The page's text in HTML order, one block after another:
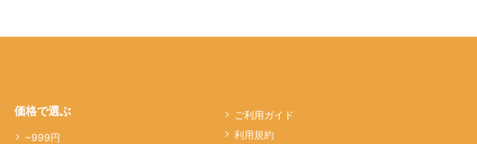
価格で選ぶ
~999円
ご利用ガイド
利用規約